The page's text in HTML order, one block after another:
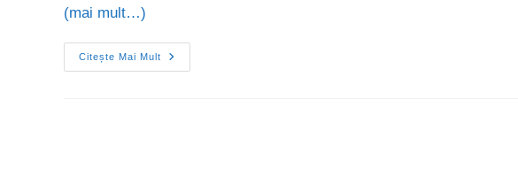
(mai mult…)
Citește Mai Mult